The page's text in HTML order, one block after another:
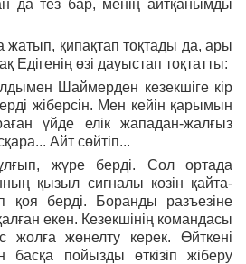
да тез бар, менің айтқанымды
жатып, қипақтап тоқтады да, ары
Едігенің өзі дауыстап тоқтатты:
Шаймерден кезекшіге кір
жіберсін. Мен кейін қарымын
үйде елік жападан-жалғыз
Айт сөйтіп...
жүре берді. Сол ортада
қызыл сигналы көзін қайта-
қоя берді. Боранды разъезіне
екен. Кезекшінің командасы
жөнелту керек. Өйткені
басқа пойызды өткізіп жіберу